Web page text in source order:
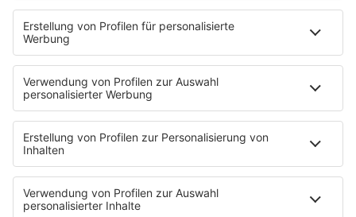
Geheimnisse eines bekannten Profikochs ein. Der
Kitchen Club by Nelson Müller ist etwas für alle
Gourmets und Gourmüsen. Für alle von euch, die
wissen, dass Kardamom ein Gewürz ist und kein
Ersatzteil fürs Auto. Das ist "Foodtainment" der
Extraklasse. Feinste Küche, die man überall genießen
kann. Serviert in eurem Lieblingsradio. Bon Appetit -
oder wie Nelson es sagt: "Macht nix, wenn's
schmeckt!"
Nelson Müller live erleben? Hier gibt es
Infos zu den